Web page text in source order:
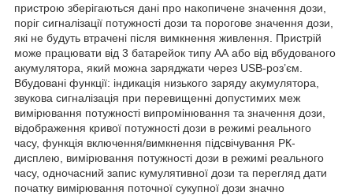
пристрою зберігаються дані про накопичене значення дози,
поріг сигналізації потужності дози та порогове значення дози,
які не будуть втрачені після вимкнення живлення. Пристрій
може працювати від 3 батарейок типу АА або від вбудованого
акумулятора, який можна заряджати через USB-роз’єм.
Вбудовані функції: індикація низького заряду акумулятора,
звукова сигналізація при перевищенні допустимих меж
вимірювання потужності випромінювання та значення дози,
відображення кривої потужності дози в режимі реального
часу, функція включення/вимкнення підсвічування РК-
дисплею, вимірювання потужності дози в режимі реального
часу, одночасний запис кумулятивної дози та перегляд дати
початку вимірювання поточної сукупної дози значно